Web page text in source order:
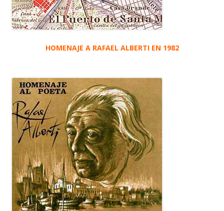
HOMENAJE A RAFAEL ALBERTI EN 1982